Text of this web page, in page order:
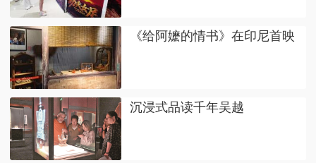
《给阿嬷的情书》在印尼首映
沉浸式品读千年吴越